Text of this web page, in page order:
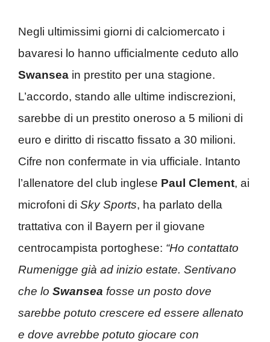
Negli ultimissimi giorni di calciomercato i
bavaresi lo hanno ufficialmente ceduto allo
Swansea in prestito per una stagione.
L’accordo, stando alle ultime indiscrezioni,
sarebbe di un prestito oneroso a 5 milioni di
euro e diritto di riscatto fissato a 30 milioni.
Cifre non confermate in via ufficiale. Intanto
l’allenatore del club inglese Paul Clement, ai
microfoni di Sky Sports, ha parlato della
trattativa con il Bayern per il giovane
centrocampista portoghese: “Ho contattato
Rumenigge già ad inizio estate. Sentivano
che lo Swansea fosse un posto dove
sarebbe potuto crescere ed essere allenato
e dove avrebbe potuto giocare con